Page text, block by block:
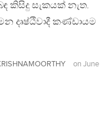
කිසිදු සැකයක් නැත.
කණ්ඩායම
on June